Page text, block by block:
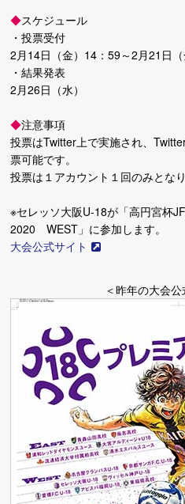
◆スケジュール
・投票受付
2月14日（金）14：59～2月21日
・結果発表
2月26日（水）
◆注意事項
投票はTwitter上で実施され、
票可能です。
投票は１アカウント１回のみとなり
※セレッソ大阪U-18が「高円宮杯
2020 WEST」に参加します。
大会公式サイト
＜昨年の大会